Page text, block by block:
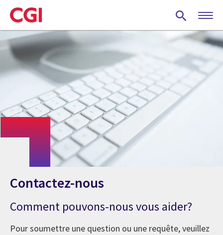
Skip
to
main
content
Contactez-nous
Comment pouvons-nous vous aider?
Pour soumettre une question ou une requête, veuillez